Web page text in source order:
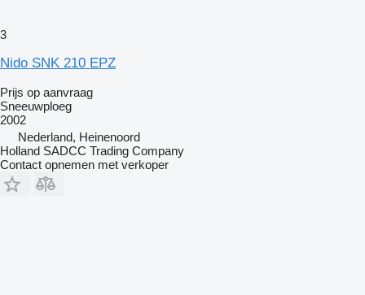
3
Nido SNK 210 EPZ
Prijs op aanvraag
Sneeuwploeg
2002
Nederland, Heinenoord
Holland SADCC Trading Company
Contact opnemen met verkoper